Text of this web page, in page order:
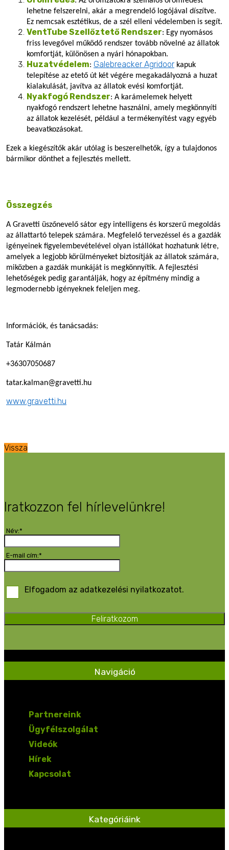
lehetne felszerelni, akár a megrendelő logójával díszítve.
Ez nemcsak esztétikus, de a szél elleni védelemben is segít.
VentTube Szellőztető Rendszer: Egy nyomásos
friss levegővel működő rendszer tovább növelné az állatok
komfortját, különösen a nyári hónapokban.
Huzatvédelem: Galebreacker Agridoor kapuk
telepítése az etető út két végére megakadályozná a huzat
kialakulását, javítva az állatok evési komfortját.
Nyakfogó Rendszer: A karámelemek helyett
nyakfogó rendszert lehetne használni, amely megkönnyíti
az állatok kezelését, például a termékenyítést vagy egyéb
beavatkozásokat.
Ezek a kiegészítők akár utólag is beszerelhetők, így a tulajdonos
bármikor dönthet a fejlesztés mellett.
Összegzés
A Gravetti üszőnevelő sátor egy intelligens és korszerű megoldás
az állattartó telepek számára. Megfelelő tervezéssel és a gazdák
igényeinek figyelembevételével olyan istállókat hozhatunk létre,
amelyek a legjobb körülményeket biztosítják az állatok számára,
miközben a gazdák munkáját is megkönnyítik. A fejlesztési
lehetőségek pedig garantálják, hogy az építmény mindig a
legmodernebb igényeknek feleljen meg.
Információk, és tanácsadás:
Tatár Kálmán
+36307050687
tatar.kalman@gravetti.hu
www.gravetti.hu
Vissza
Iratkozzon fel hírlevelünkre!
Név:*
E-mail cím:*
Elfogadom az adatkezelési nyilatkozatot.
Feliratkozom
Navigáció
Partnereink
Ügyfélszolgálat
Videók
Hírek
Kapcsolat
Kategóriáink